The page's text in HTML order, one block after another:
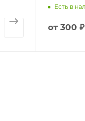
Есть в
от 300 ₽